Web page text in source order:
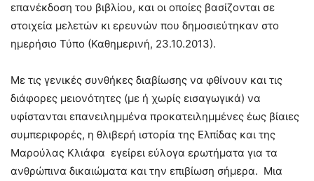
επανέκδοση του βιβλίου, και οι οποίες βασίζονται σε
στοιχεία μελετών κι ερευνών που δημοσιεύτηκαν στο
ημερήσιο Τύπο (Καθημερινή, 23.10.2013).
Με τις γενικές συνθήκες διαβίωσης να φθίνουν και τις
διάφορες μειονότητες (με ή χωρίς εισαγωγικά) να
υφίστανται επανειλημμένα προκατειλημμένες έως βίαιες
συμπεριφορές, η θλιβερή ιστορία της Ελπίδας και της
Μαρούλας Κλιάφα εγείρει εύλογα ερωτήματα για τα
ανθρώπινα δικαιώματα και την επιβίωση σήμερα. Μια